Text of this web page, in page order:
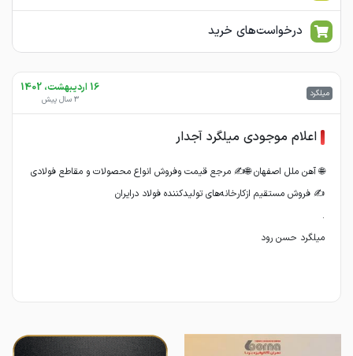
درخواست‌های خرید
میلگرد 16 اردیبهشت، 1402
3 سال پیش
اعلام موجودی میلگرد آجدار
🌐 آهن ملل اصفهان 🌐✍️ مرجع قیمت وفروش انواع محصولات و مقاطع فولادی
میلگرد حسن رود